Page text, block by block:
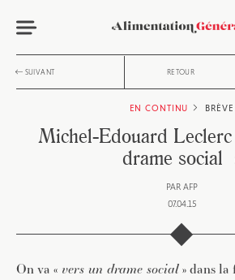
SUIVANT RETOUR
EN CONTINU BRÈVE
Michel-Edouard
drame social
PAR AFP
07.04.15
On va « vers un drame social» dans la